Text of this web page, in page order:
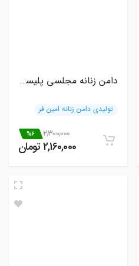
دامن زنانه مجلسی پلیسه کرپ حریر جت بلک
تولیدی دامن زنانه امین فر
2,300,000
%6
2,160,000 تومان